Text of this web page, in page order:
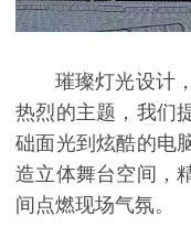
璀璨灯光设计
热烈的主题，我们
础面光到炫酷的电
造立体舞台空间，
间点燃现场气氛。